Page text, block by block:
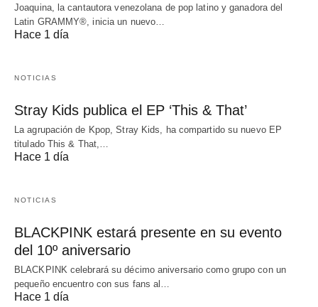
Joaquina, la cantautora venezolana de pop latino y ganadora del
Latin GRAMMY®, inicia un nuevo…
Hace 1 día
NOTICIAS
Stray Kids publica el EP ‘This & That’
La agrupación de Kpop, Stray Kids, ha compartido su nuevo EP
titulado This & That,…
Hace 1 día
NOTICIAS
BLACKPINK estará presente en su evento
del 10º aniversario
BLACKPINK celebrará su décimo aniversario como grupo con un
pequeño encuentro con sus fans al…
Hace 1 día